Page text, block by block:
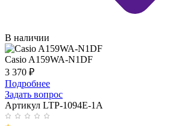
В наличии
Casio A159WA-N1DF
3 370 ₽
Подробнее
Задать вопрос
Артикул LTP-1094E-1A